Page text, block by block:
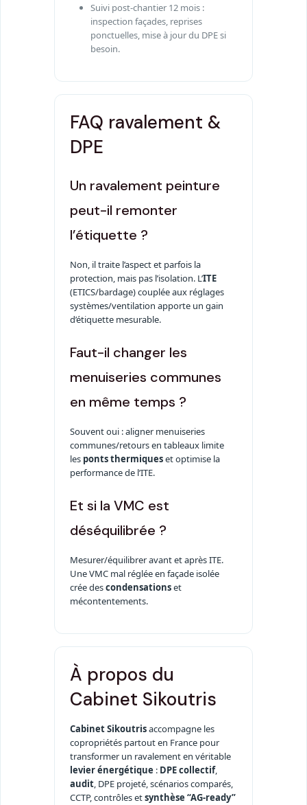
Suivi post-chantier 12 mois :
inspection façades, reprises
ponctuelles, mise à jour du DPE si
besoin.
FAQ ravalement &
DPE
Un ravalement peinture
peut-il remonter
l’étiquette ?
Non, il traite l’aspect et parfois la
protection, mais pas l’isolation. L’ITE
(ETICS/bardage) couplée aux réglages
systèmes/ventilation apporte un gain
d’étiquette mesurable.
Faut-il changer les
menuiseries communes
en même temps ?
Souvent oui : aligner menuiseries
communes/retours en tableaux limite
les ponts thermiqueset optimise la
performance de l’ITE.
Et si la VMC est
déséquilibrée ?
Mesurer/équilibrer avant et après ITE.
Une VMC mal réglée en façade isolée
crée descondensationset
mécontentements.
À propos du
Cabinet Sikoutris
Cabinet Sikoutrisaccompagne les
copropriétés partout en France pour
transformer un ravalement en véritable
levier énergétique : DPE collectif,
audit , DPE projeté, scénarios comparés,
CCTP, contrôles etsynthèse “AG-ready”